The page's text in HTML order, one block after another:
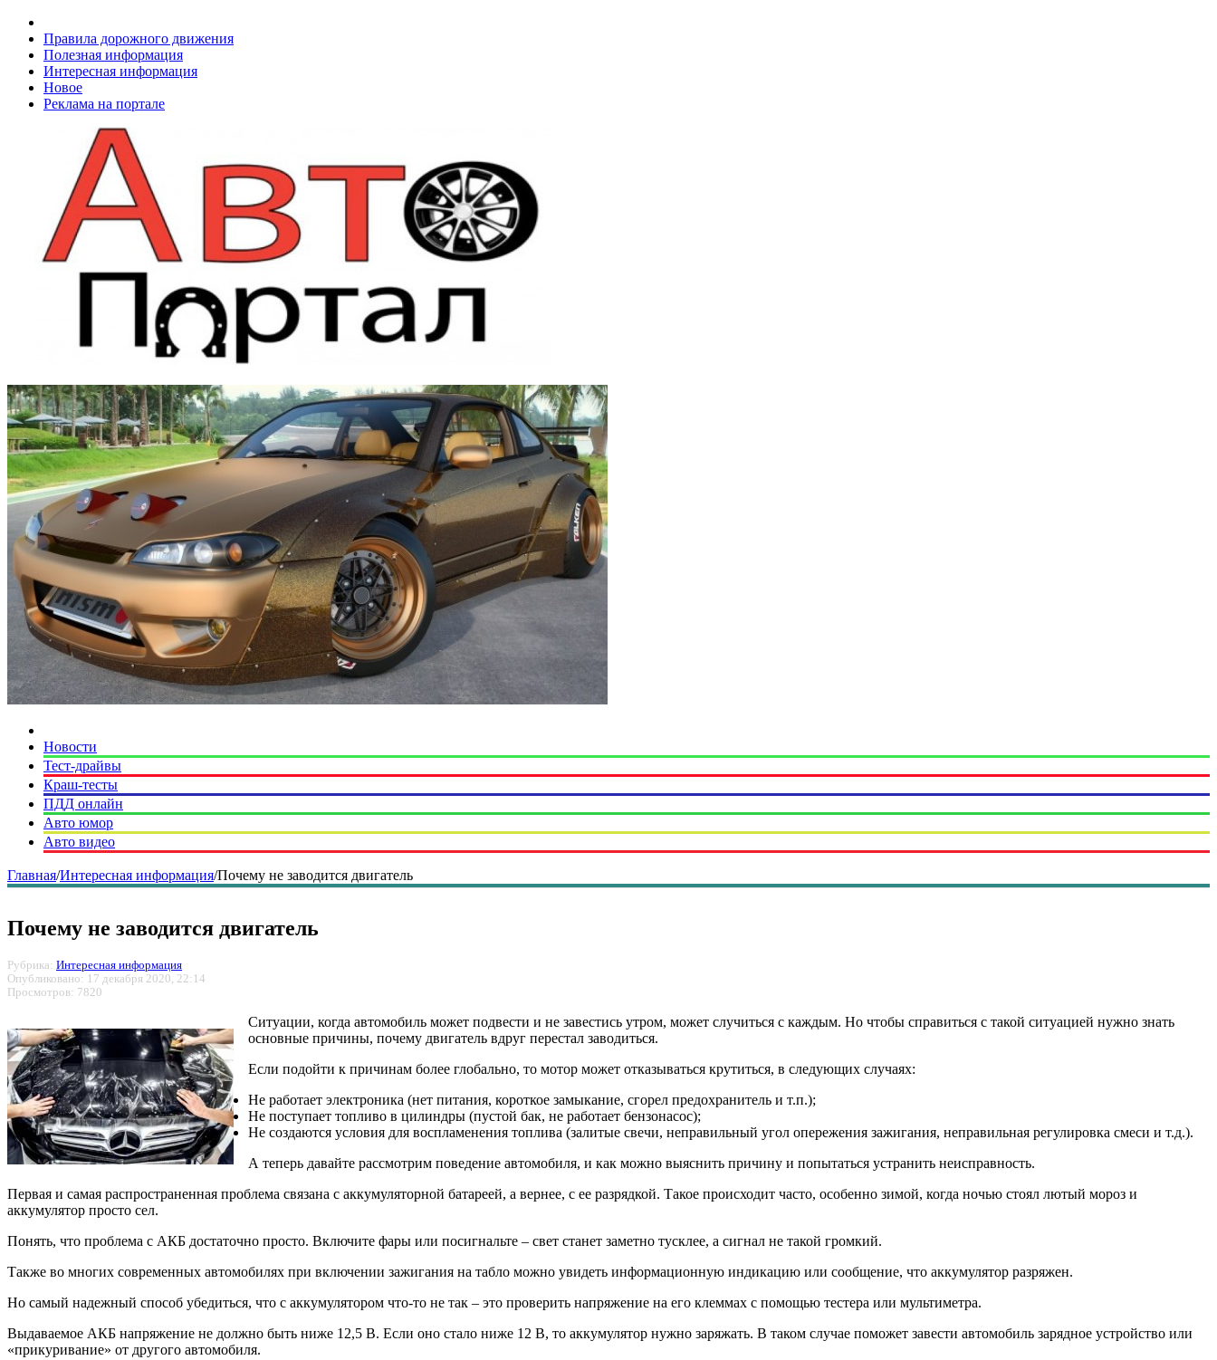
Правила дорожного движения
Полезная информация
Интересная информация
Новое
Реклама на портале
Новости
Тест-драйвы
Краш-тесты
ПДД онлайн
Авто юмор
Авто видео
Главная/Интересная информация/Почему не заводится двигатель
Почему не заводится двигатель
Рубрика: Интересная информация
Опубликовано: 17 декабря 2020, 22:14
Просмотров: 7820
Ситуации, когда автомобиль может подвести и не завестись утром, может случиться с каждым. Но чтобы справиться с такой ситуацией нужно знать
основные причины, почему двигатель вдруг перестал заводиться.
Если подойти к причинам более глобально, то мотор может отказываться крутиться, в следующих случаях:
Не работает электроника (нет питания, короткое замыкание, сгорел предохранитель и т.п.);
Не поступает топливо в цилиндры (пустой бак, не работает бензонасос);
Не создаются условия для воспламенения топлива (залитые свечи, неправильный угол опережения зажигания, неправильная регулировка смеси и т.д.).
А теперь давайте рассмотрим поведение автомобиля, и как можно выяснить причину и попытаться устранить неисправность.
Первая и самая распространенная проблема связана с аккумуляторной батареей, а вернее, с ее разрядкой. Такое происходит часто, особенно зимой, когда ночью стоял лютый мороз и
аккумулятор просто сел.
Понять, что проблема с АКБ достаточно просто. Включите фары или посигнальте – свет станет заметно тусклее, а сигнал не такой громкий.
Также во многих современных автомобилях при включении зажигания на табло можно увидеть информационную индикацию или сообщение, что аккумулятор разряжен.
Но самый надежный способ убедиться, что с аккумулятором что-то не так – это проверить напряжение на его клеммах с помощью тестера или мультиметра.
Выдаваемое АКБ напряжение не должно быть ниже 12,5 В. Если оно стало ниже 12 В, то аккумулятор нужно заряжать. В таком случае поможет завести автомобиль зарядное устройство или
«прикуривание» от другого автомобиля.